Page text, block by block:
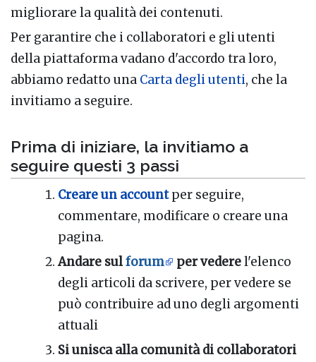
migliorare la qualità dei contenuti.
Per garantire che i collaboratori e gli utenti
della piattaforma vadano d'accordo tra loro,
abbiamo redatto una Carta degli utenti, che la
invitiamo a seguire.
Prima di iniziare, la invitiamo a
seguire questi 3 passi
Creare un accountper seguire,
commentare, modificare o creare una
pagina.
Andare sulforum per vederel'elenco
degli articoli da scrivere, per vedere se
può contribuire ad uno degli argomenti
attuali
Si unisca alla comunità di collaboratori